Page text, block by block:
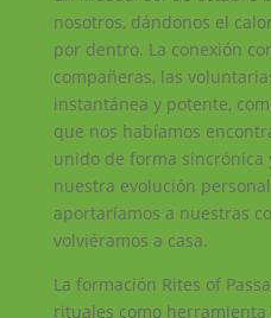
nosotros, dándonos el
por dentro. La conexión
compañeras, las
instantánea y potente,
que nos habíamos
unido de forma sincrónica
nuestra evolución
aportaríamos a nuestras
volviéramos a casa.
La formación Rites of
rituales como